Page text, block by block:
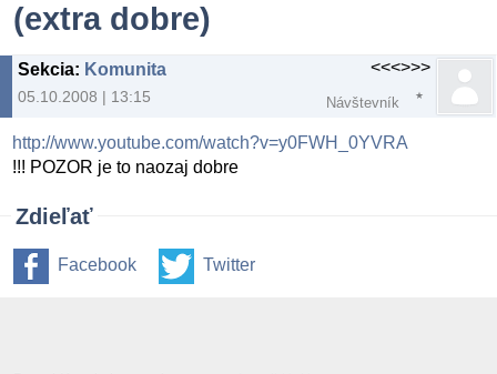
(extra dobre)
Sekcia: Komunita
05.10.2008 | 13:15
<<<>>>
Návštevník
http://www.youtube.com/watch?v=y0FWH_0YVRA
!!! POZOR je to naozaj dobre
Zdieľať
Facebook Twitter